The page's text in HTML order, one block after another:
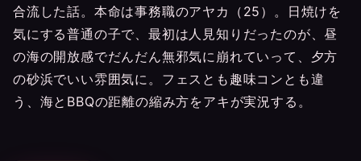
合流した話。本命は事務職のアヤカ（25）。日焼けを
気にする普通の子で、最初は人見知りだったのが、昼
の海の開放感でだんだん無邪気に崩れていって、夕方
の砂浜でいい雰囲気に。フェスとも趣味コンとも違
う、海とBBQの距離の縮み方をアキが実況する。